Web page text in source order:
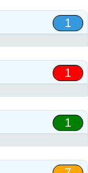
1
1
1